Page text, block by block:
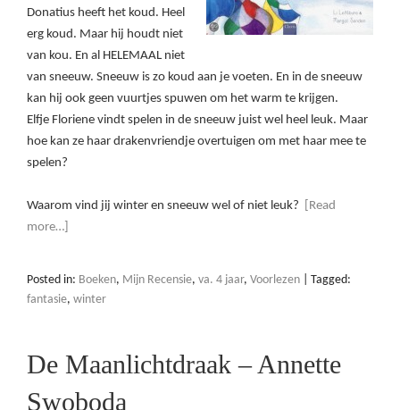
Donatius heeft het koud. Heel
erg koud. Maar hij houdt niet
van kou. En al HELEMAAL niet
van sneeuw. Sneeuw is zo koud aan je voeten. En in de sneeuw
kan hij ook geen vuurtjes spuwen om het warm te krijgen.
Elfje Floriene vindt spelen in de sneeuw juist wel heel leuk. Maar
hoe kan ze haar drakenvriendje overtuigen om met haar mee te
spelen?
Waarom vind jij winter en sneeuw wel of niet leuk?
[Read
more…]
Posted in: Boeken, Mijn Recensie, va. 4 jaar, Voorlezen
Tagged:
fantasie, winter
De Maanlichtdraak – Annette
Swoboda